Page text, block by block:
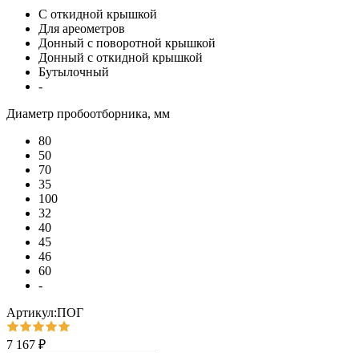
С откидной крышкой
Для ареометров
Донный с поворотной крышкой
Донный с откидной крышкой
Бутылочный
-
Диаметр пробоотборника, мм
80
50
70
35
100
32
40
45
46
60
-
Артикул:ПОГ
7 167 ₽